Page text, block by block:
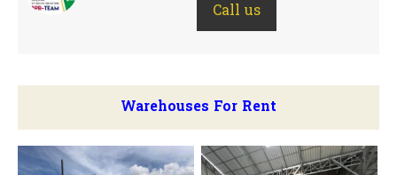
Call us
Warehouses For Rent